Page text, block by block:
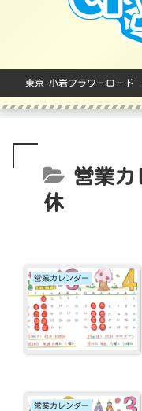
東京･小岩フラワーロー
営業
休
営業カレンダー
営業カレンダー